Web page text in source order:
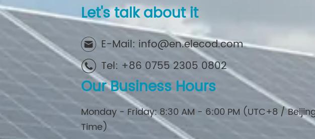
Let's talk about it
E-Mail: info@en.elecod.com
Tel: +86 0755 2305 0802
Our Business Hours
Monday - Friday: 8:30 AM - 6:00 PM (UTC+8 /
Time)